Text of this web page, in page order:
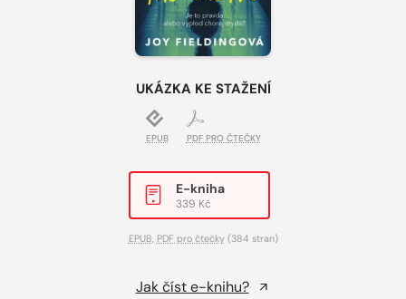
UKÁZKA KE STAŽENÍ
EPUB PDF PRO ČTEČKY
E-kniha
339 Kč
EPUB, PDF pro čtečky(384 stran)
Jak číst e-knihu?